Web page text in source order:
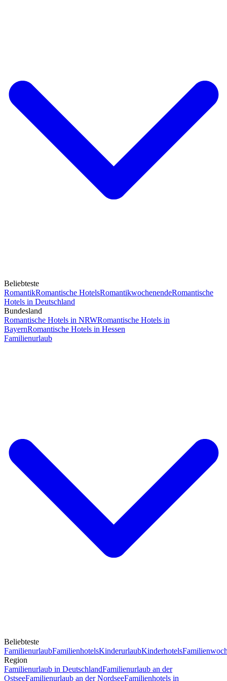
Beliebteste
RomantikRomantische HotelsRomantikwochenendeRomantische
Hotels in Deutschland
Bundesland
Romantische Hotels in NRWRomantische Hotels in
BayernRomantische Hotels in Hessen
Familienurlaub
Beliebteste
FamilienurlaubFamilienhotelsKinderurlaubKinderhotels
Region
Familienurlaub in DeutschlandFamilienurlaub an der
OstseeFamilienurlaub an der NordseeFamilienhotels in